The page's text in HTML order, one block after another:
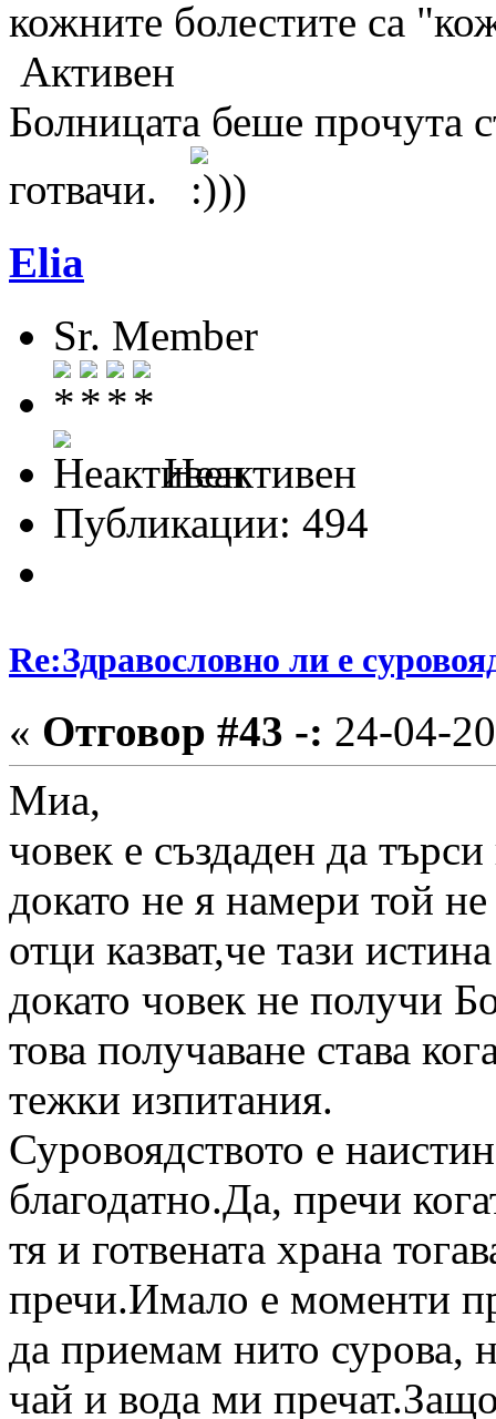
кожните болестите са
Активен
Болницата беше прочута
готвачи.
))
Elia
Sr. Member
Неактивен
Публикации: 494
Re:Здравословно ли е
« Отговор #43 -: 24-04-
Миа,
човек е създаден да
докато не я намери той
отци казват,че тази
докато човек не получи
това получаване става
тежки изпитания.
Суровоядството е
благодатно.Да, пречи
тя и готвената храна
пречи.Имало е моменти
да приемам нито сурова,
чай и вода ми